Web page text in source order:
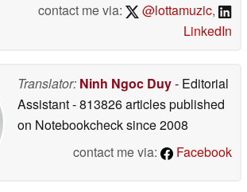
contact me via:
@lottamuzic,
LinkedIn
Translator: Ninh Ngoc Duy- Editorial
Assistant- 813826 articles published
on Notebookchecksince 2008
contact me via:
Facebook